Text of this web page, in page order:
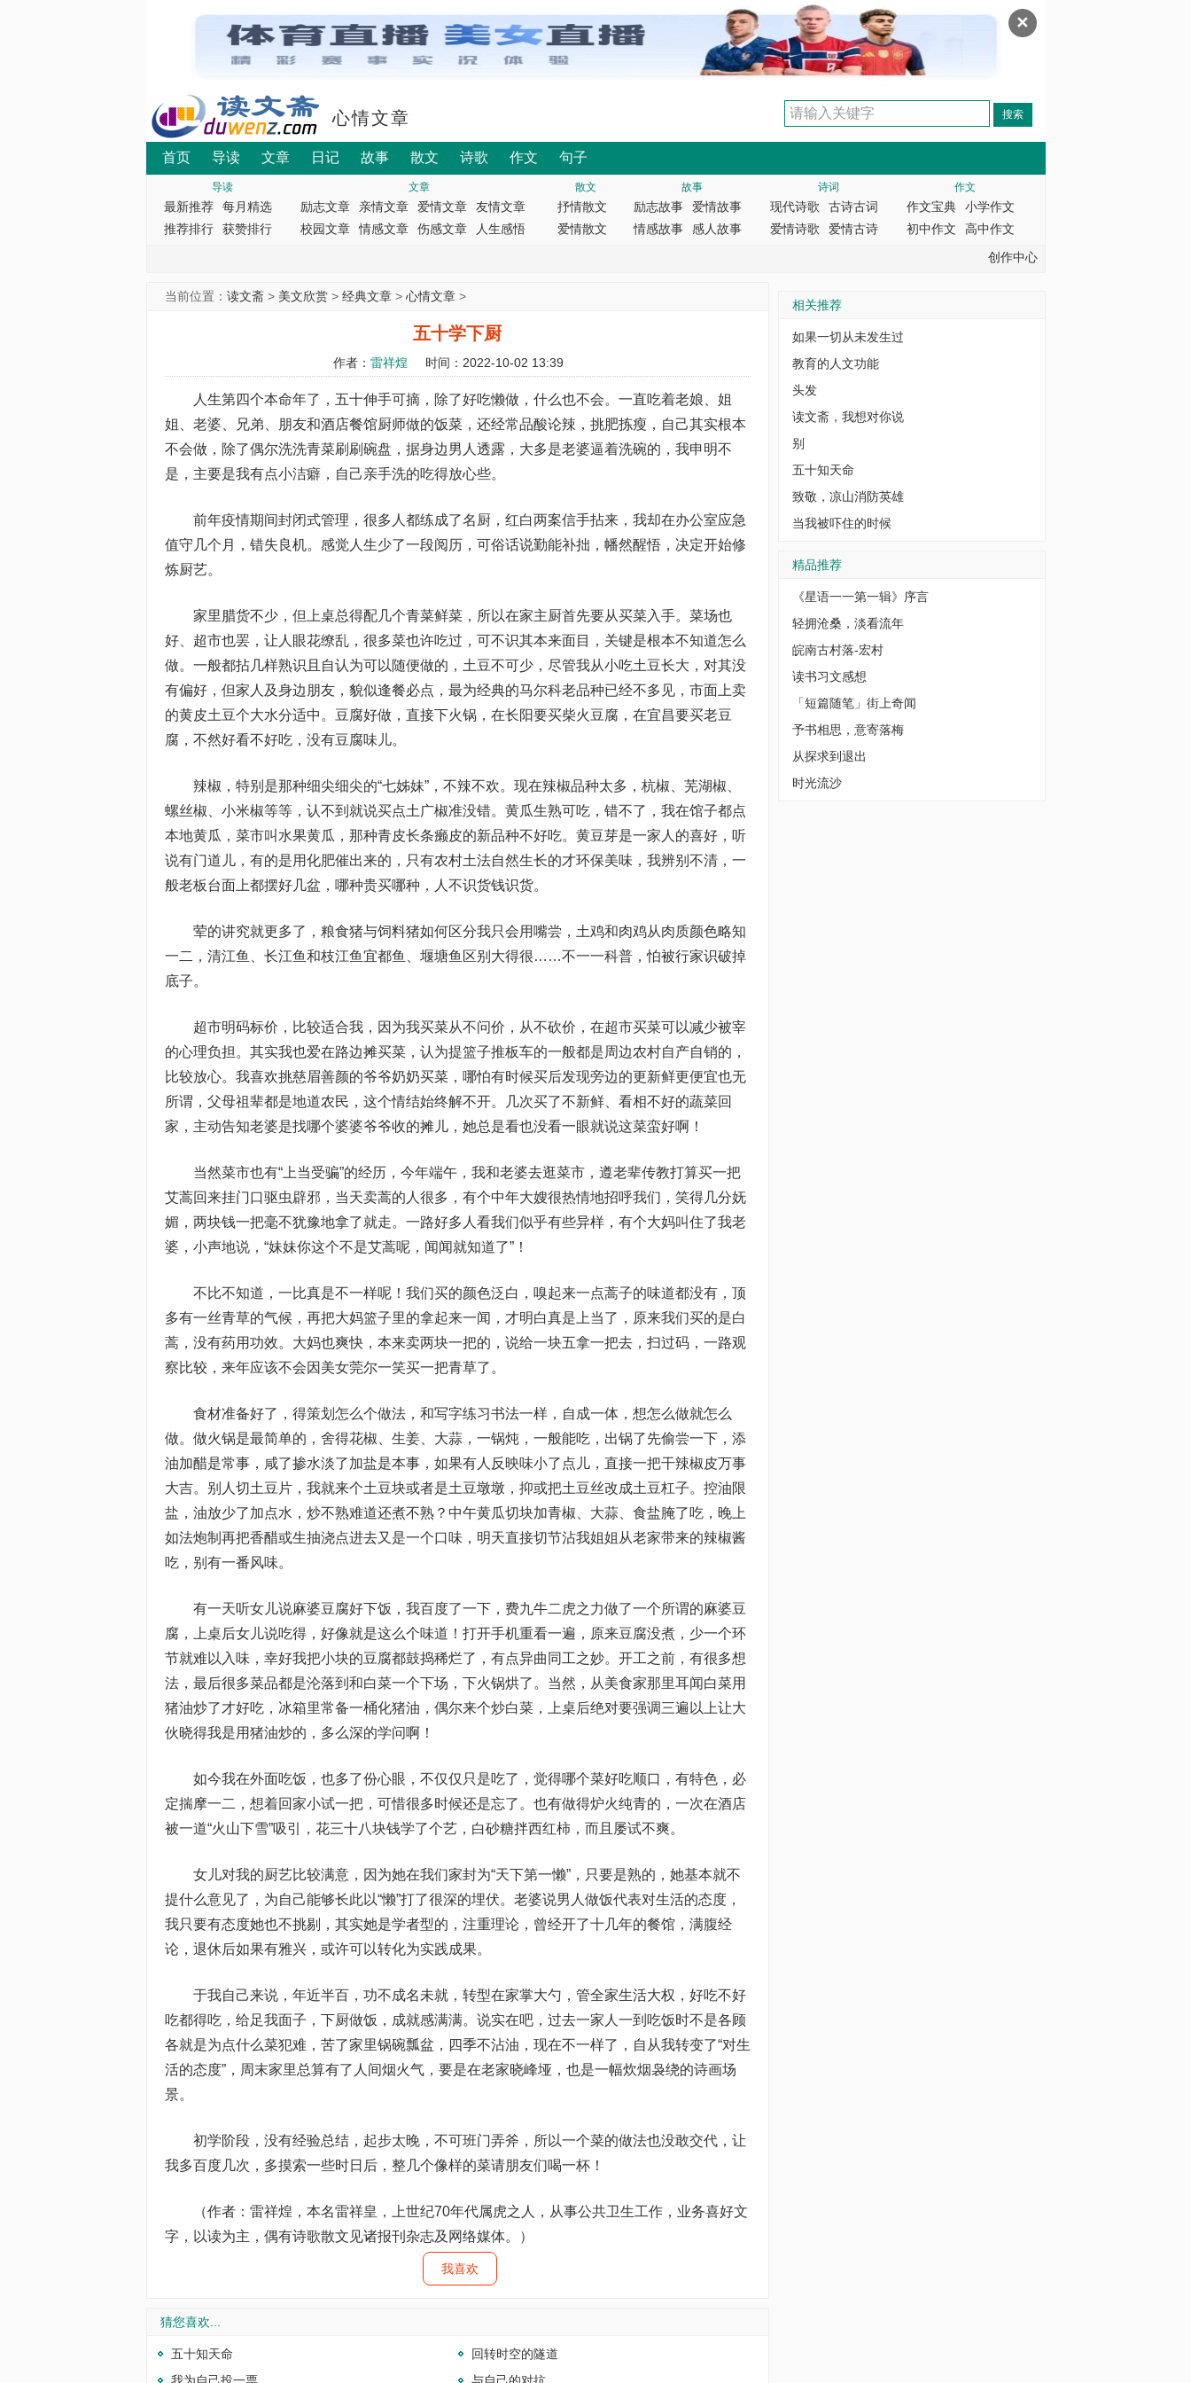
✕
心情文章
首页 导读 文章 日记 故事 散文 诗歌 作文 句子
导读
最新推荐
每月精选
推荐排行
获赞排行
文章
励志文章 亲情文章 爱情文章
友情文章
校园文章
情感文章 伤感文章 人生感悟
散文
抒情散文
爱情散文
故事
励志故事
爱情故事
情感故事
感人故事
诗词
现代诗歌
古诗古词
爱情诗歌
爱情古诗
作文
作文宝典
小学作文
初中作文
高中作文
创作中心
当前位置： 读文斋> 美文欣赏> 经典文章> 心情文章>
五十学下厨
作者： 雷祥煌 时间：2022-10-02 13:39
人生第四个本命年了，五十伸手可摘，除了好吃懒做，什么也不会。一直吃着老娘、姐
姐、老婆、兄弟、朋友和酒店餐馆厨师做的饭菜，还经常品酸论辣，挑肥拣瘦，自己其实根本
不会做，除了偶尔洗洗青菜刷刷碗盘，据身边男人透露，大多是老婆逼着洗碗的，我申明不
是，主要是我有点小洁癖，自己亲手洗的吃得放心些。
前年疫情期间封闭式管理，很多人都练成了名厨，红白两案信手拈来，我却在办公室应急
值守几个月，错失良机。感觉人生少了一段阅历，可俗话说勤能补拙，幡然醒悟，决定开始修
炼厨艺。
家里腊货不少，但上桌总得配几个青菜鲜菜，所以在家主厨首先要从买菜入手。菜场也
好、超市也罢，让人眼花缭乱，很多菜也许吃过，可不识其本来面目，关键是根本不知道怎么
做。一般都拈几样熟识且自认为可以随便做的，土豆不可少，尽管我从小吃土豆长大，对其没
有偏好，但家人及身边朋友，貌似逢餐必点，最为经典的马尔科老品种已经不多见，市面上卖
的黄皮土豆个大水分适中。豆腐好做，直接下火锅，在长阳要买柴火豆腐，在宜昌要买老豆
腐，不然好看不好吃，没有豆腐味儿。
辣椒，特别是那种细尖细尖的“七姊妹”，不辣不欢。现在辣椒品种太多，杭椒、芜湖椒、
螺丝椒、小米椒等等，认不到就说买点土广椒准没错。黄瓜生熟可吃，错不了，我在馆子都点
本地黄瓜，菜市叫水果黄瓜，那种青皮长条癞皮的新品种不好吃。黄豆芽是一家人的喜好，听
说有门道儿，有的是用化肥催出来的，只有农村土法自然生长的才环保美味，我辨别不清，一
般老板台面上都摆好几盆，哪种贵买哪种，人不识货钱识货。
荤的讲究就更多了，粮食猪与饲料猪如何区分我只会用嘴尝，土鸡和肉鸡从肉质颜色略知
一二，清江鱼、长江鱼和枝江鱼宜都鱼、堰塘鱼区别大得很……不一一科普，怕被行家识破掉
底子。
超市明码标价，比较适合我，因为我买菜从不问价，从不砍价，在超市买菜可以减少被宰
的心理负担。其实我也爱在路边摊买菜，认为提篮子推板车的一般都是周边农村自产自销的，
比较放心。我喜欢挑慈眉善颜的爷爷奶奶买菜，哪怕有时候买后发现旁边的更新鲜更便宜也无
所谓，父母祖辈都是地道农民，这个情结始终解不开。几次买了不新鲜、看相不好的蔬菜回
家，主动告知老婆是找哪个婆婆爷爷收的摊儿，她总是看也没看一眼就说这菜蛮好啊！
当然菜市也有“上当受骗”的经历，今年端午，我和老婆去逛菜市，遵老辈传教打算买一把
艾蒿回来挂门口驱虫辟邪，当天卖蒿的人很多，有个中年大嫂很热情地招呼我们，笑得几分妩
媚，两块钱一把毫不犹豫地拿了就走。一路好多人看我们似乎有些异样，有个大妈叫住了我老
婆，小声地说，“妹妹你这个不是艾蒿呢，闻闻就知道了”！
不比不知道，一比真是不一样呢！我们买的颜色泛白，嗅起来一点蒿子的味道都没有，顶
多有一丝青草的气候，再把大妈篮子里的拿起来一闻，才明白真是上当了，原来我们买的是白
蒿，没有药用功效。大妈也爽快，本来卖两块一把的，说给一块五拿一把去，扫过码，一路观
察比较，来年应该不会因美女莞尔一笑买一把青草了。
食材准备好了，得策划怎么个做法，和写字练习书法一样，自成一体，想怎么做就怎么
做。做火锅是最简单的，舍得花椒、生姜、大蒜，一锅炖，一般能吃，出锅了先偷尝一下，添
油加醋是常事，咸了掺水淡了加盐是本事，如果有人反映味小了点儿，直接一把干辣椒皮万事
大吉。别人切土豆片，我就来个土豆块或者是土豆墩墩，抑或把土豆丝改成土豆杠子。控油限
盐，油放少了加点水，炒不熟难道还煮不熟？中午黄瓜切块加青椒、大蒜、食盐腌了吃，晚上
如法炮制再把香醋或生抽浇点进去又是一个口味，明天直接切节沾我姐姐从老家带来的辣椒酱
吃，别有一番风味。
有一天听女儿说麻婆豆腐好下饭，我百度了一下，费九牛二虎之力做了一个所谓的麻婆豆
腐，上桌后女儿说吃得，好像就是这么个味道！打开手机重看一遍，原来豆腐没煮，少一个环
节就难以入味，幸好我把小块的豆腐都鼓捣稀烂了，有点异曲同工之妙。开工之前，有很多想
法，最后很多菜品都是沦落到和白菜一个下场，下火锅烘了。当然，从美食家那里耳闻白菜用
猪油炒了才好吃，冰箱里常备一桶化猪油，偶尔来个炒白菜，上桌后绝对要强调三遍以上让大
伙晓得我是用猪油炒的，多么深的学问啊！
如今我在外面吃饭，也多了份心眼，不仅仅只是吃了，觉得哪个菜好吃顺口，有特色，必
定揣摩一二，想着回家小试一把，可惜很多时候还是忘了。也有做得炉火纯青的，一次在酒店
被一道“火山下雪”吸引，花三十八块钱学了个艺，白砂糖拌西红柿，而且屡试不爽。
女儿对我的厨艺比较满意，因为她在我们家封为“天下第一懒”，只要是熟的，她基本就不
提什么意见了，为自己能够长此以“懒”打了很深的埋伏。老婆说男人做饭代表对生活的态度，
我只要有态度她也不挑剔，其实她是学者型的，注重理论，曾经开了十几年的餐馆，满腹经
论，退休后如果有雅兴，或许可以转化为实践成果。
于我自己来说，年近半百，功不成名未就，转型在家掌大勺，管全家生活大权，好吃不好
吃都得吃，给足我面子，下厨做饭，成就感满满。说实在吧，过去一家人一到吃饭时不是各顾
各就是为点什么菜犯难，苦了家里锅碗瓢盆，四季不沾油，现在不一样了，自从我转变了“对生
活的态度”，周末家里总算有了人间烟火气，要是在老家晓峰垭，也是一幅炊烟袅绕的诗画场
景。
初学阶段，没有经验总结，起步太晚，不可班门弄斧，所以一个菜的做法也没敢交代，让
我多百度几次，多摸索一些时日后，整几个像样的菜请朋友们喝一杯！
（作者：雷祥煌，本名雷祥皇，上世纪70年代属虎之人，从事公共卫生工作，业务喜好文
字，以读为主，偶有诗歌散文见诸报刊杂志及网络媒体。）
我喜欢
猜您喜欢...
五十知天命
回转时空的隧道
相关推荐
如果一切从未发生过
教育的人文功能
头发
读文斋，我想对你说
别
五十知天命
致敬，凉山消防英雄
当我被吓住的时候
精品推荐
《星语一一第一辑》序言
轻拥沧桑，淡看流年
皖南古村落-宏村
读书习文感想
「短篇随笔」街上奇闻
予书相思，意寄落梅
从探求到退出
时光流沙